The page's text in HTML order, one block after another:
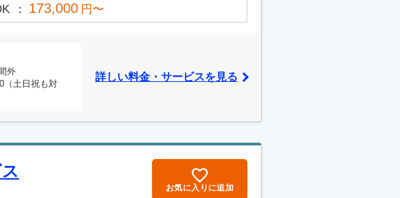
173,000 円〜
外
（土日祝も対
詳しい料金・サービスを見る
お気に入りに追加